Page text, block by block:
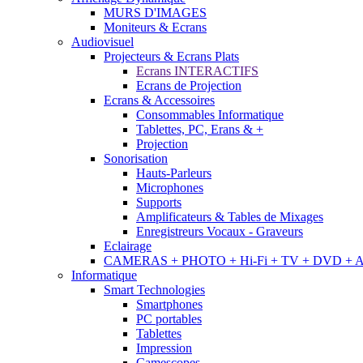
MURS D'IMAGES
Moniteurs & Ecrans
Audiovisuel
Projecteurs & Ecrans Plats
Ecrans INTERACTIFS
Ecrans de Projection
Ecrans & Accessoires
Consommables Informatique
Tablettes, PC, Erans & +
Projection
Sonorisation
Hauts-Parleurs
Microphones
Supports
Amplificateurs & Tables de Mixages
Enregistreurs Vocaux - Graveurs
Eclairage
CAMERAS + PHOTO + Hi-Fi + TV + DVD +
Informatique
Smart Technologies
Smartphones
PC portables
Tablettes
Impression